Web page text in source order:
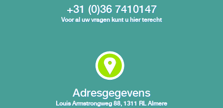
+31 (0)36 7410147
Voor al uw vragen kunt u hier terecht
Adresgegevens
Louis Armstrongweg 88, 1311 RL Almere